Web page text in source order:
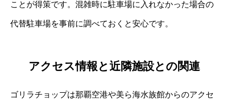
ことが得策です。混雑時に駐車場に入れなかった場合の
代替駐車場を事前に調べておくと安心です。
アクセス情報と近隣施設との関連
ゴリラチョップは那覇空港や美ら海水族館からのアクセ